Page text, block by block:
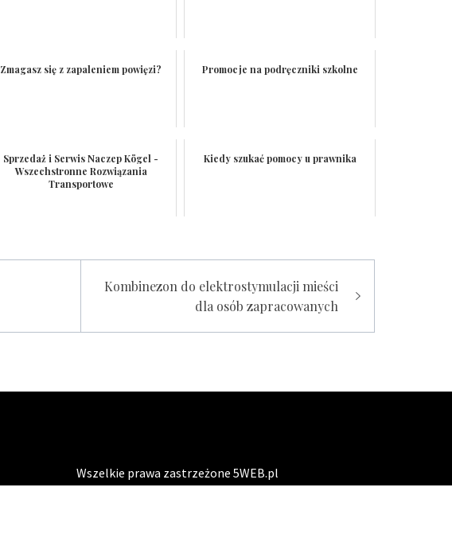
Zmagasz się z zapaleniem powięzi? Promocje na podręczniki szkolne
Sprzedaż i Serwis Naczep Kögel -
Wszechstronne Rozwiązania
Transportowe
Kiedy szukać pomocy u prawnika
Kombinezon do elektrostymulacji mieści
dla osób zapracowanych
Wszelkie prawa zastrzeżone 5WEB.pl